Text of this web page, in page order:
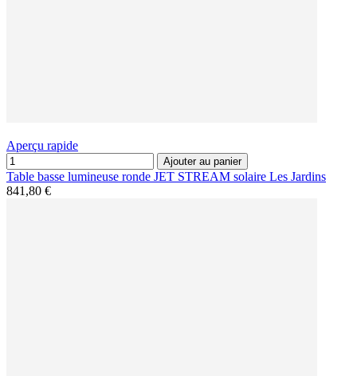
Aperçu rapide
Ajouter au panier
Table basse lumineuse ronde JET STREAM solaire Les Jardins
841,80 €